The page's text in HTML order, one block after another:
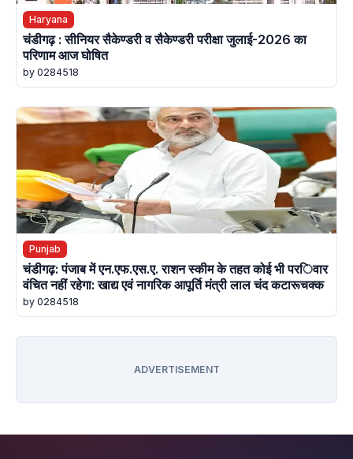
Haryana
चंडीगढ़ : सीनियर सैकेण्डरी व सैकेण्डरी परीक्षा जुलाई-2026 का
परिणाम आज घोषित
by 0284518
Punjab
चंडीगढ़: पंजाब में एन.एफ.एस.ए. राशन स्कीम के तहत कोई भी परिवार
वंचित नहीं रहेगा: खाद्य एवं नागरिक आपूर्ति मंत्री लाल चंद कटारूचक्क
by 0284518
ADVERTISEMENT